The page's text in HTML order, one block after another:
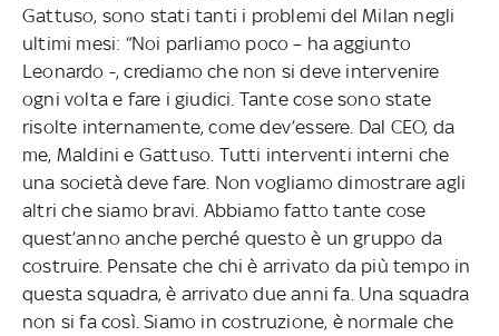
Gattuso, sono stati tanti i problemi del Milan negli
ultimi mesi: “Noi parliamo poco – ha aggiunto
Leonardo -, crediamo che non si deve intervenire
ogni volta e fare i giudici. Tante cose sono state
risolte internamente, come dev’essere. Dal CEO, da
me, Maldini e Gattuso. Tutti interventi interni che
una società deve fare. Non vogliamo dimostrare agli
altri che siamo bravi. Abbiamo fatto tante cose
quest’anno anche perché questo è un gruppo da
costruire. Pensate che chi è arrivato da più tempo in
questa squadra, è arrivato due anni fa. Una squadra
non si fa così. Siamo in costruzione, è normale che